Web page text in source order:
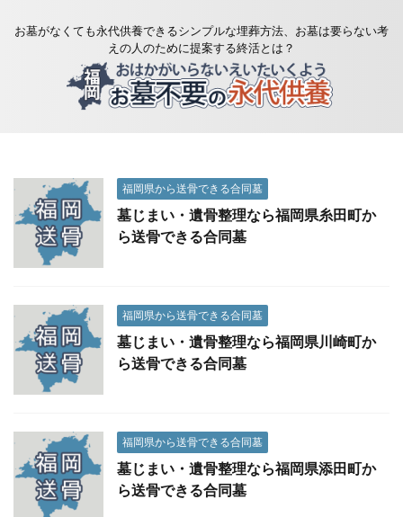
お墓がなくても永代供養できるシンプルな埋葬方法、お墓は要らない考
えの人のために提案する終活とは？
福岡県から送骨できる合同墓
墓じまい・遺骨整理なら福岡県糸田町か
ら送骨できる合同墓
福岡県から送骨できる合同墓
墓じまい・遺骨整理なら福岡県川崎町か
ら送骨できる合同墓
福岡県から送骨できる合同墓
墓じまい・遺骨整理なら福岡県添田町か
ら送骨できる合同墓